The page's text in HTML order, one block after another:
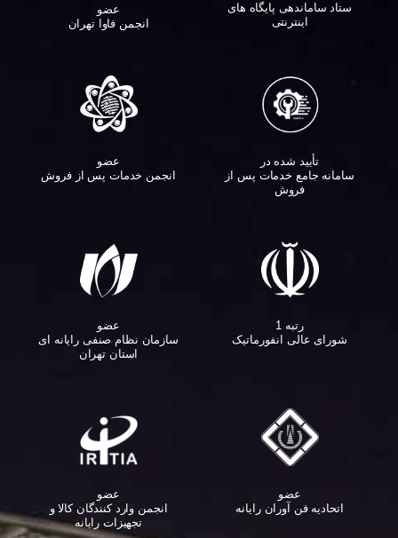
ستاد ساماندهی پایگاه های
اینترنتی
عضو
انجمن فاوا تهران
تأیید شده در
سامانه جامع خدمات پس از
فروش
عضو
انجمن خدمات پس از فروش
رتبه 1
شورای عالی انفورماتیک
عضو
سازمان نظام صنفی رایانه ای
استان تهران
عضو
اتحادیه فن آوران رایانه
عضو
انجمن وارد کنندگان کالا و
تجهیزات رایانه‌